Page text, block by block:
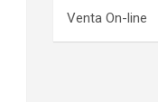
Venta On-line